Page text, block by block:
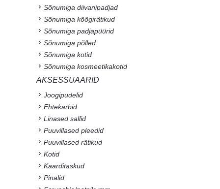
Sõnumiga diivanipadjad
Sõnumiga köögirätikud
Sõnumiga padjapüürid
Sõnumiga põlled
Sõnumiga kotid
Sõnumiga kosmeetikakotid
AKSESSUAARID
Joogipudelid
Ehtekarbid
Linased sallid
Puuvillased pleedid
Puuvillased rätikud
Kotid
Kaarditaskud
Pinalid